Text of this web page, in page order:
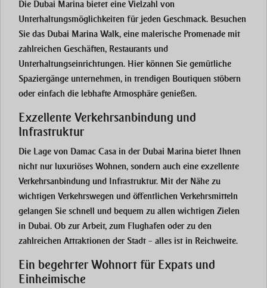
Die Dubai Marina bietet eine Vielzahl von
Unterhaltungsmöglichkeiten für jeden Geschmack. Besuchen
Sie das Dubai Marina Walk, eine malerische Promenade mit
zahlreichen Geschäften, Restaurants und
Unterhaltungseinrichtungen. Hier können Sie gemütliche
Spaziergänge unternehmen, in trendigen Boutiquen stöbern
oder einfach die lebhafte Atmosphäre genießen.
Exzellente Verkehrsanbindung und
Infrastruktur
Die Lage von Damac Casa in der Dubai Marina bietet Ihnen
nicht nur luxuriöses Wohnen, sondern auch eine exzellente
Verkehrsanbindung und Infrastruktur. Mit der Nähe zu
wichtigen Verkehrswegen und öffentlichen Verkehrsmitteln
gelangen Sie schnell und bequem zu allen wichtigen Zielen
in Dubai. Ob zur Arbeit, zum Flughafen oder zu den
zahlreichen Attraktionen der Stadt – alles ist in Reichweite.
Ein begehrter Wohnort für Expats und
Einheimische